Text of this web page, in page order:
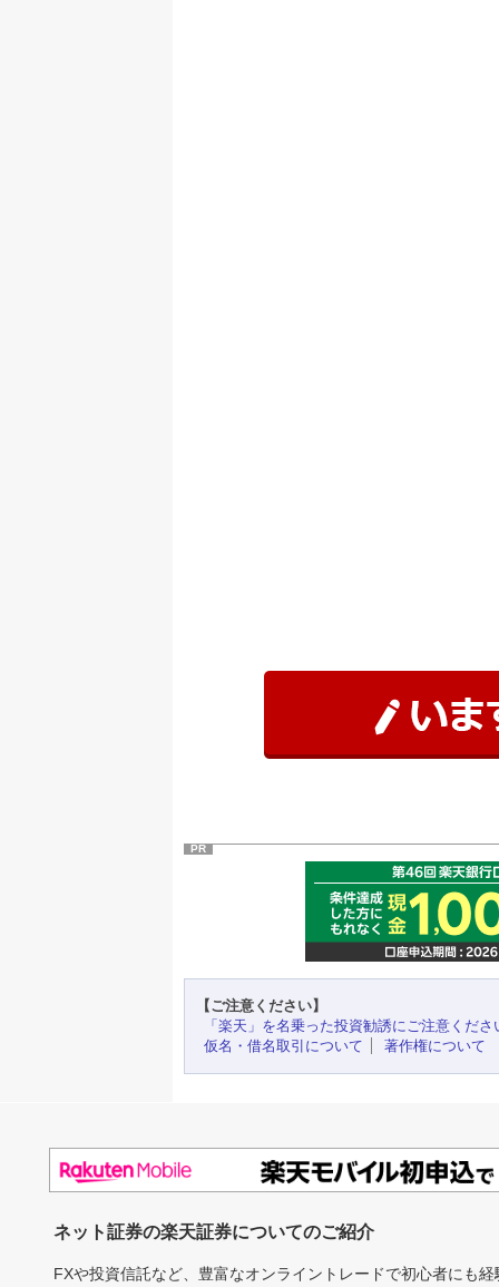
PR
【ご注意ください】
「楽天」を名乗った投資勧誘にご注意くださ
仮名・借名取引について
著作権について
ネット証券の楽天証券についてのご紹介
FXや投資信託など、豊富なオンライントレードで初心者にも